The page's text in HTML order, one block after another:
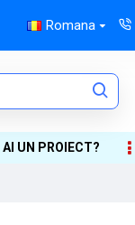
Romana
AI UN PROIECT?